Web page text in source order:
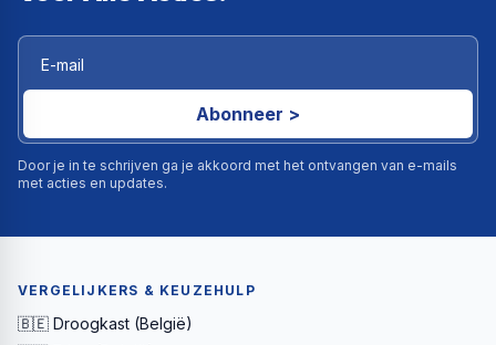
Abonneer >
Door je in te schrijven ga je akkoord met het ontvangen van e-mails
met acties en updates.
VERGELIJKERS & KEUZEHULP
🇧🇪 Droogkast (België)